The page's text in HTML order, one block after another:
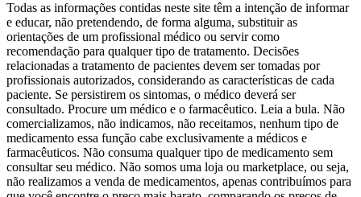
Todas as informações contidas neste site têm a intenção de informar
e educar, não pretendendo, de forma alguma, substituir as
orientações de um profissional médico ou servir como
recomendação para qualquer tipo de tratamento. Decisões
relacionadas a tratamento de pacientes devem ser tomadas por
profissionais autorizados, considerando as características de cada
paciente. Se persistirem os sintomas, o médico deverá ser
consultado. Procure um médico e o farmacêutico. Leia a bula. Não
comercializamos, não indicamos, não receitamos, nenhum tipo de
medicamento essa função cabe exclusivamente a médicos e
farmacêuticos. Não consuma qualquer tipo de medicamento sem
consultar seu médico. Não somos uma loja ou marketplace, ou seja,
não realizamos a venda de medicamentos, apenas contribuímos para